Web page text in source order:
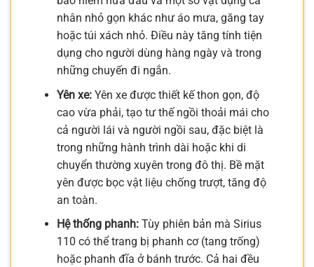
nhân nhỏ gọn khác như áo mưa, găng tay
hoặc túi xách nhỏ. Điều này tăng tính tiện
dụng cho người dùng hàng ngày và trong
những chuyến đi ngắn.
Yên xe:Yên xe được thiết kế thon gọn, độ
cao vừa phải, tạo tư thế ngồi thoải mái cho
cả người lái và người ngồi sau, đặc biệt là
trong những hành trình dài hoặc khi di
chuyển thường xuyên trong đô thị. Bề mặt
yên được bọc vật liệu chống trượt, tăng độ
an toàn.
Hệ thống phanh:Tùy phiên bản mà Sirius
110 có thể trang bị phanh cơ (tang trống)
hoặc phanh đĩa ở bánh trước. Cả hai đều